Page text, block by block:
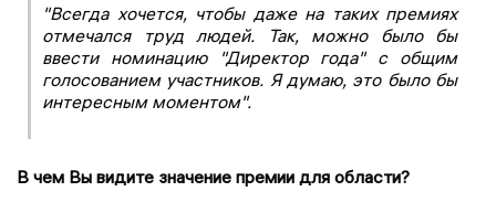
"Всегда хочется, чтобы даже на таких премиях
отмечался труд людей. Так, можно было бы
ввести номинацию "Директор года" с общим
голосованием участников. Я думаю, это было бы
интересным моментом".
В чем Вы видите значение премии для области?